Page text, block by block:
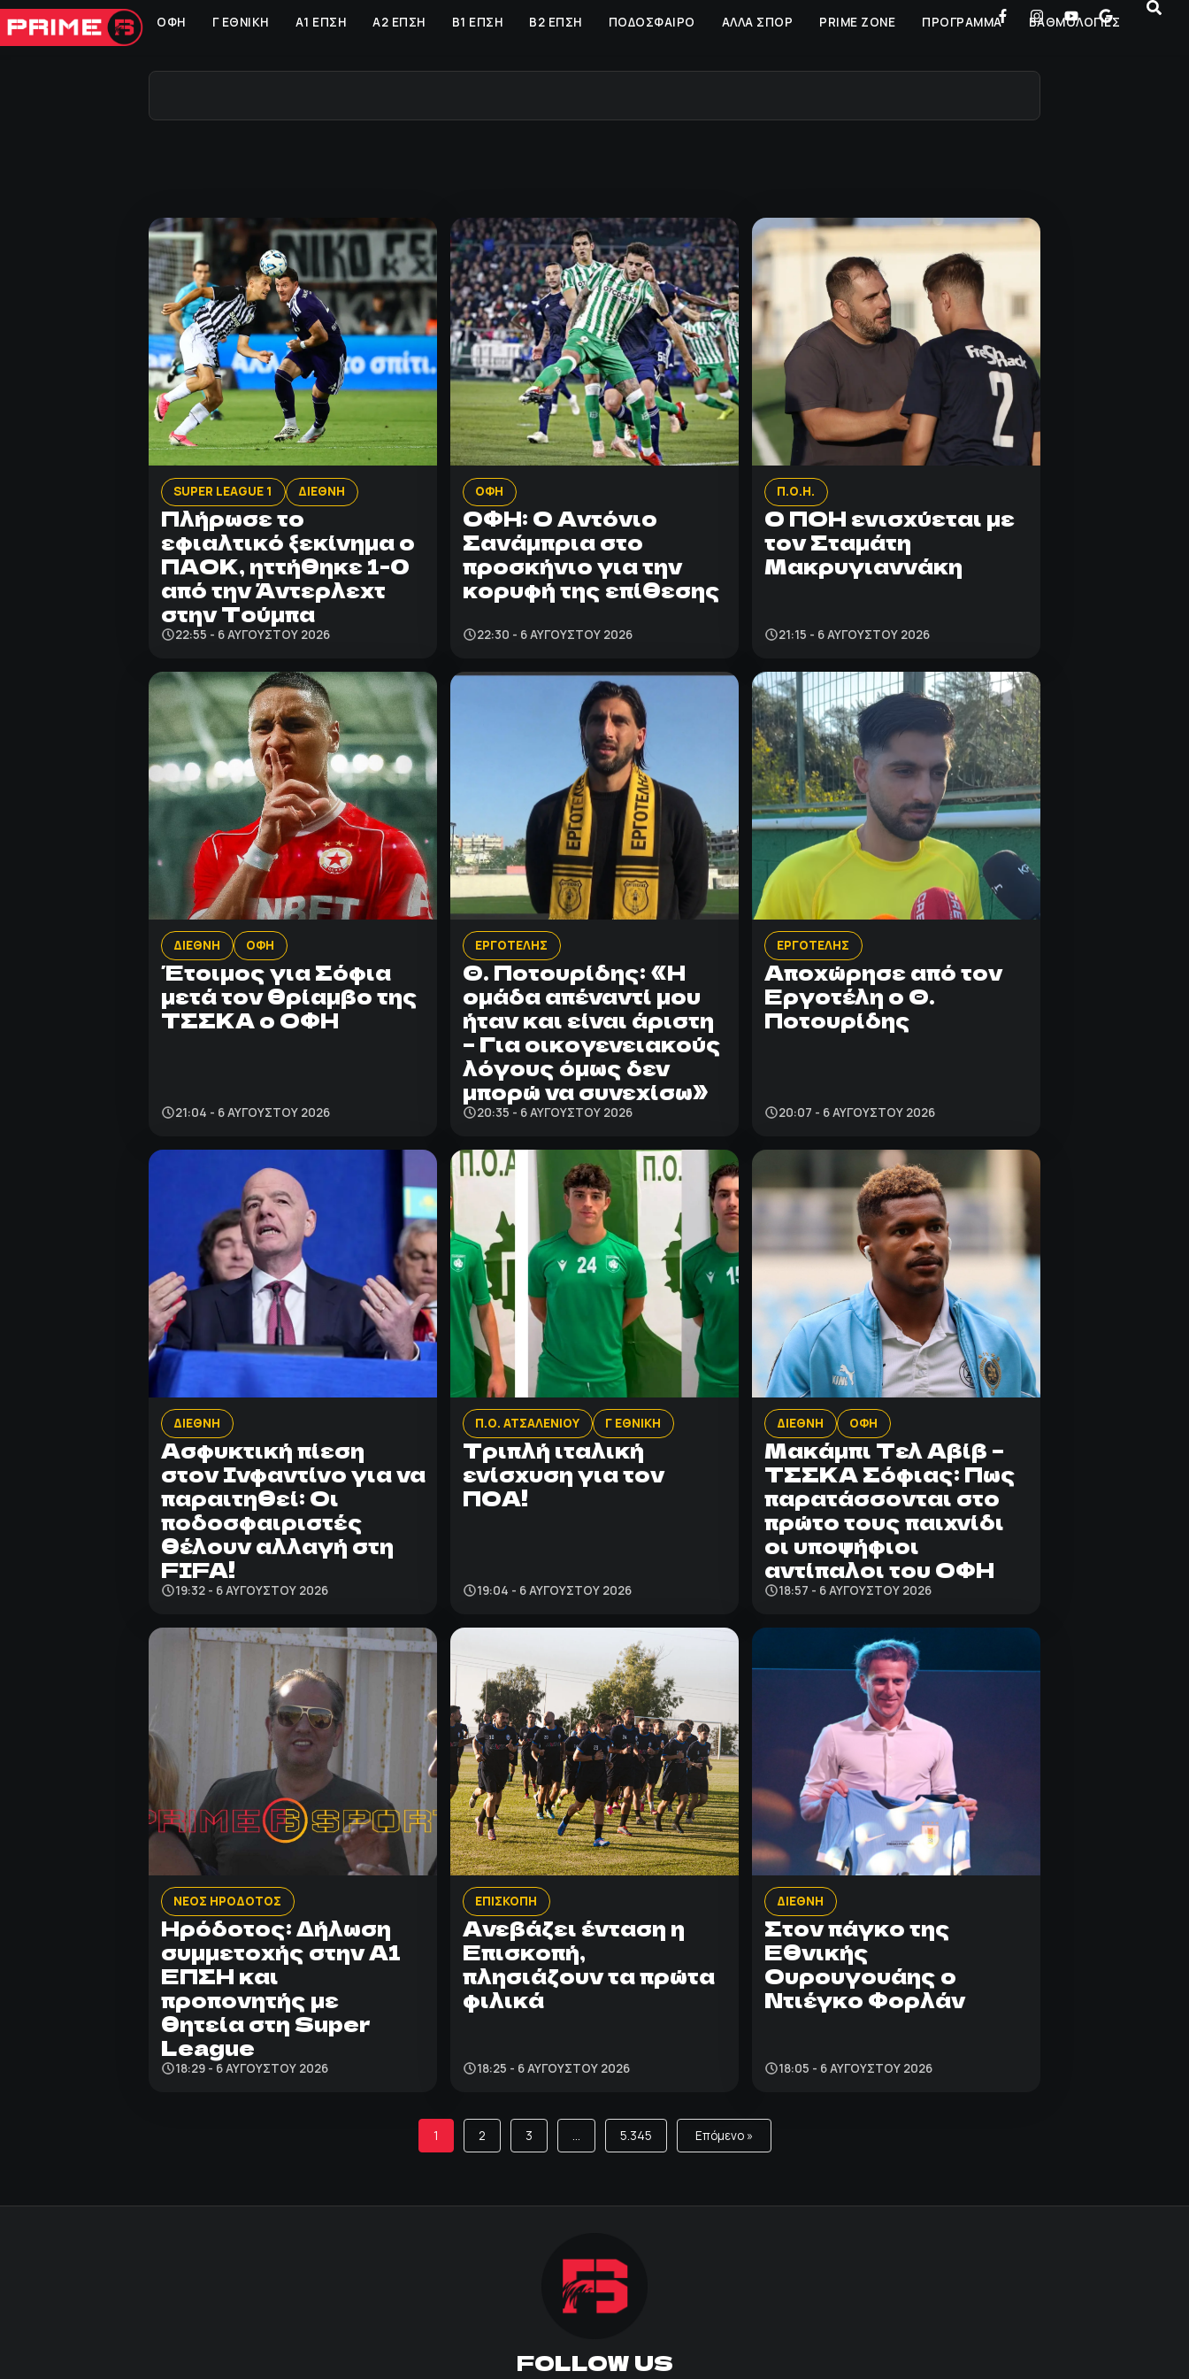
ΟΦΗ Γ ΕΘΝΙΚΗ Α1 ΕΠΣΗ Α2 ΕΠΣΗ Β1 ΕΠΣΗ Β2 ΕΠΣΗ ΠΟΔΟΣΦΑΙΡΟ ΑΛΛΑ ΣΠΟΡ PRIME ZONE ΠΡΟΓΡΑΜΜΑ ΒΑΘΜΟΛΟΓΙΕΣ
SUPER LEAGUE 1 ΔΙΕΘΝΗ
Πλήρωσε το
εφιαλτικό ξεκίνημα ο
ΠΑΟΚ, ηττήθηκε 1-0
από την Άντερλεχτ
στην Τούμπα
22:55 - 6 ΑΥΓΟΎΣΤΟΥ 2026
ΟΦΗ
ΟΦΗ: Ο Αντόνιο
Σανάμπρια στο
προσκήνιο για την
κορυφή της επίθεσης
22:30 - 6 ΑΥΓΟΎΣΤΟΥ 2026
Π.Ο.Η.
Ο ΠΟΗ ενισχύεται με
τον Σταμάτη
Μακρυγιαννάκη
21:15 - 6 ΑΥΓΟΎΣΤΟΥ 2026
ΔΙΕΘΝΗ ΟΦΗ
Έτοιμος για Σόφια
μετά τον θρίαμβο της
ΤΣΣΚΑ ο ΟΦΗ
21:04 - 6 ΑΥΓΟΎΣΤΟΥ 2026
ΕΡΓΟΤΕΛΗΣ
Θ. Ποτουρίδης: «Η
ομάδα απέναντί μου
ήταν και είναι άριστη
– Για οικογενειακούς
λόγους όμως δεν
μπορώ να συνεχίσω»
20:35 - 6 ΑΥΓΟΎΣΤΟΥ 2026
ΕΡΓΟΤΕΛΗΣ
Αποχώρησε από τον
Εργοτέλη ο Θ.
Ποτουρίδης
20:07 - 6 ΑΥΓΟΎΣΤΟΥ 2026
ΔΙΕΘΝΗ
Ασφυκτική πίεση
στον Ινφαντίνο για να
παραιτηθεί: Οι
ποδοσφαιριστές
θέλουν αλλαγή στη
FIFA!
19:32 - 6 ΑΥΓΟΎΣΤΟΥ 2026
Π.Ο. ΑΤΣΑΛΕΝΙΟΥ Γ ΕΘΝΙΚΗ
Τριπλή ιταλική
ενίσχυση για τον
ΠΟΑ!
19:04 - 6 ΑΥΓΟΎΣΤΟΥ 2026
ΔΙΕΘΝΗ ΟΦΗ
Μακάμπι Τελ Αβίβ –
ΤΣΣΚΑ Σόφιας: Πως
παρατάσσονται στο
πρώτο τους παιχνίδι
οι υποψήφιοι
αντίπαλοι του ΟΦΗ
18:57 - 6 ΑΥΓΟΎΣΤΟΥ 2026
ΝΕΟΣ ΗΡΟΔΟΤΟΣ
Ηρόδοτος: Δήλωση
συμμετοχής στην Α1
ΕΠΣΗ και
προπονητής με
θητεία στη Super
League
18:29 - 6 ΑΥΓΟΎΣΤΟΥ 2026
ΕΠΙΣΚΟΠΗ
Ανεβάζει ένταση η
Επισκοπή,
πλησιάζουν τα πρώτα
φιλικά
18:25 - 6 ΑΥΓΟΎΣΤΟΥ 2026
ΔΙΕΘΝΗ
Στον πάγκο της
Εθνικής
Ουρουγουάης ο
Ντιέγκο Φορλάν
18:05 - 6 ΑΥΓΟΎΣΤΟΥ 2026
1 2 3 … 5.345 Επόμενο »
FOLLOW US